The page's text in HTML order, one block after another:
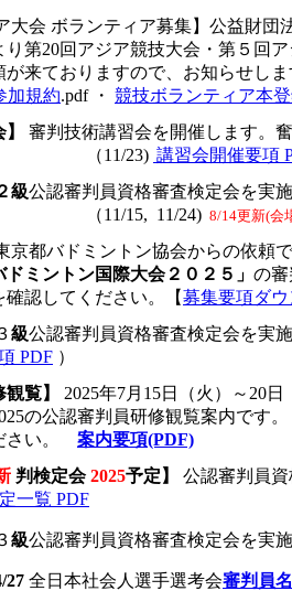
大会 ボランティア募集】公益財
り第20回アジア競技大会・第５回
来ておりますので、お知らせしま
加規約.pdf ・ 競技ボランティア本
審判技術講習会を開催します。
（11/23) 講習会開催要項
級公認審判員資格審査検定会を実施
（11/15, 11/24) 8/14更新(会
京都バドミントン協会からの依頼
ミントン国際大会２０２５」 の審
認してください。【募集要項ダ
級公認審判員資格審査検定会を実施
PDF ）
覧】
2025年7月15日（火）～20
の公認審判員研修観覧案内です。
い。
案内要項(PDF)
判検定会2025予定】 公認審判員資
一覧 PDF
級公認審判員資格審査検定会を実施
27 全日本社会人選手選考会審判員